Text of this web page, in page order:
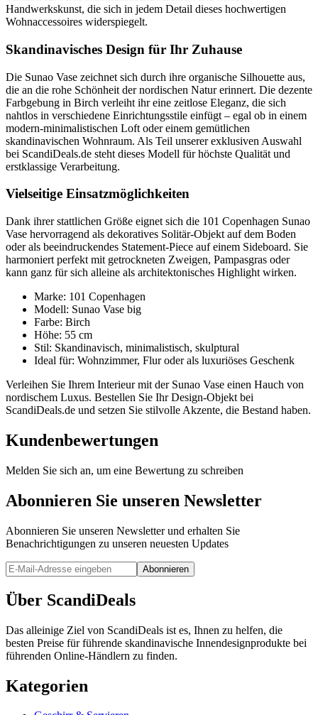
Handwerkskunst, die sich in jedem Detail dieses hochwertigen
Wohnaccessoires widerspiegelt.
Skandinavisches Design für Ihr Zuhause
Die Sunao Vase zeichnet sich durch ihre organische Silhouette aus,
die an die rohe Schönheit der nordischen Natur erinnert. Die dezente
Farbgebung in Birch verleiht ihr eine zeitlose Eleganz, die sich
nahtlos in verschiedene Einrichtungsstile einfügt – egal ob in einem
modern-minimalistischen Loft oder einem gemütlichen
skandinavischen Wohnraum. Als Teil unserer exklusiven Auswahl
bei ScandiDeals.de steht dieses Modell für höchste Qualität und
erstklassige Verarbeitung.
Vielseitige Einsatzmöglichkeiten
Dank ihrer stattlichen Größe eignet sich die 101 Copenhagen Sunao
Vase hervorragend als dekoratives Solitär-Objekt auf dem Boden
oder als beeindruckendes Statement-Piece auf einem Sideboard. Sie
harmoniert perfekt mit getrockneten Zweigen, Pampasgras oder
kann ganz für sich alleine als architektonisches Highlight wirken.
Marke: 101 Copenhagen
Modell: Sunao Vase big
Farbe: Birch
Höhe: 55 cm
Stil: Skandinavisch, minimalistisch, skulptural
Ideal für: Wohnzimmer, Flur oder als luxuriöses Geschenk
Verleihen Sie Ihrem Interieur mit der Sunao Vase einen Hauch von
nordischem Luxus. Bestellen Sie Ihr Design-Objekt bei
ScandiDeals.de und setzen Sie stilvolle Akzente, die Bestand haben.
Kundenbewertungen
Melden Sie sich an, um eine Bewertung zu schreiben
Abonnieren Sie unseren Newsletter
Abonnieren Sie unseren Newsletter und erhalten Sie
Benachrichtigungen zu unseren neuesten Updates
Abonnieren
Über ScandiDeals
Das alleinige Ziel von ScandiDeals ist es, Ihnen zu helfen, die
besten Preise für führende skandinavische Innendesignprodukte bei
führenden Online-Händlern zu finden.
Kategorien